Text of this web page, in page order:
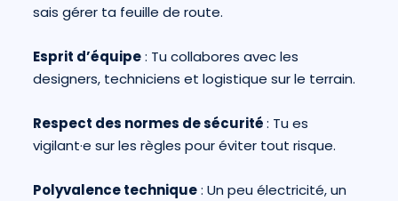
sais gérer ta feuille de route.
Esprit d’équipe: Tu collabores avec les
designers, techniciens et logistique sur le terrain.
Respect des normes de sécurité: Tu es
vigilant·e sur les règles pour éviter tout risque.
Polyvalence technique: Un peu électricité, un